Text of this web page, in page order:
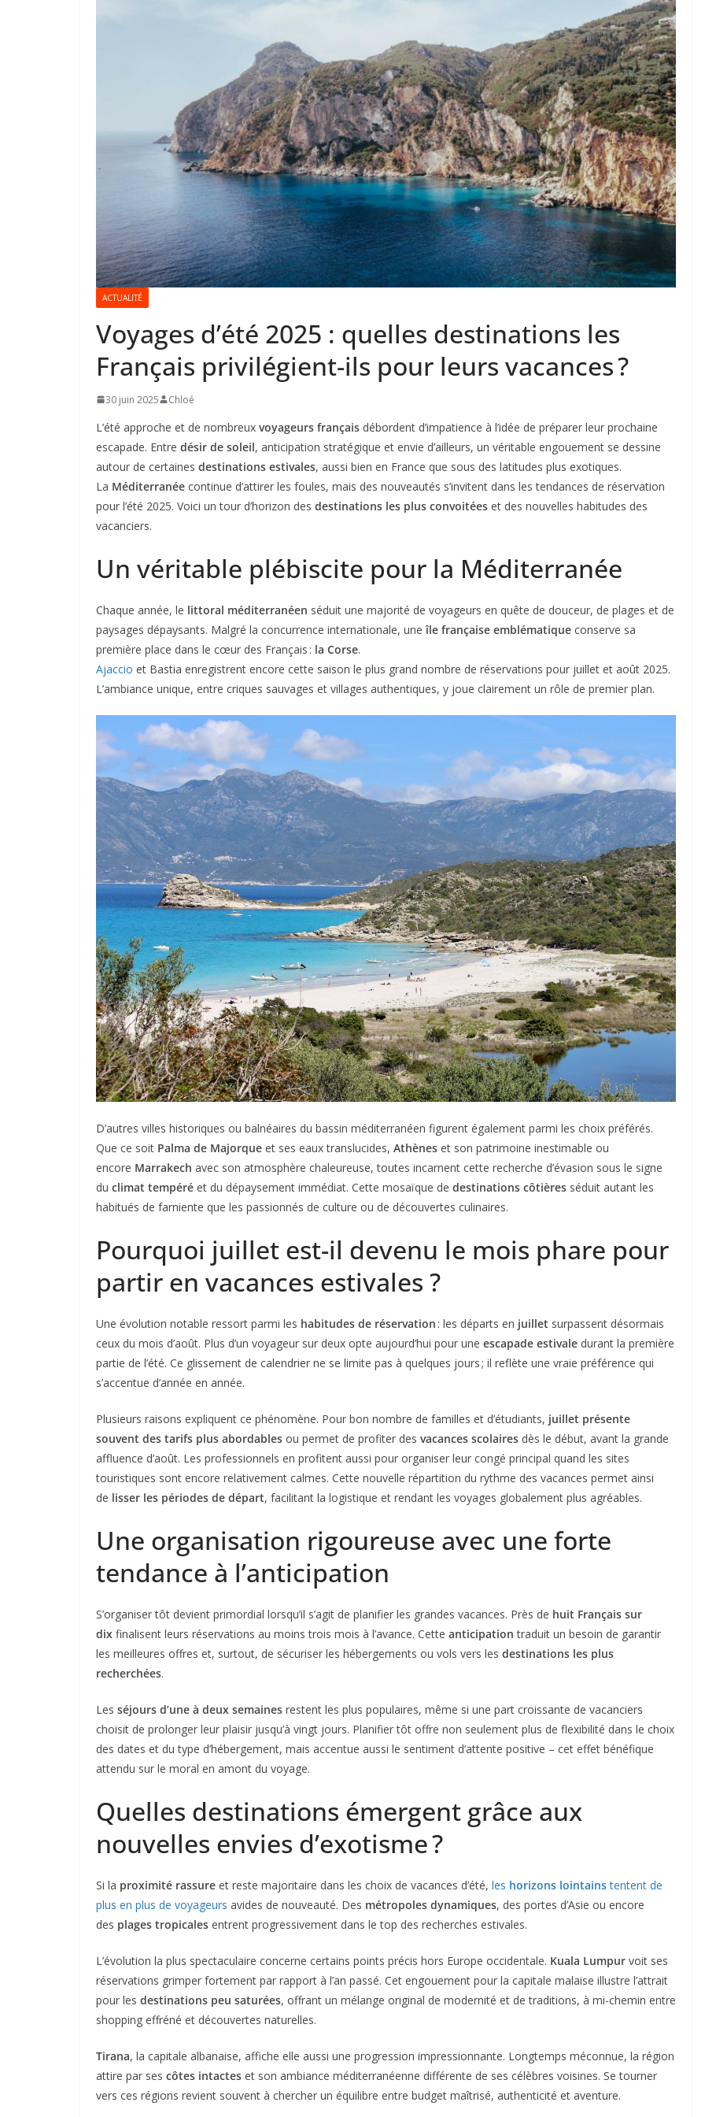
ACTUALITÉ
Voyages d’été 2025 : quelles destinations les
Français privilégient-ils pour leurs vacances ?
30 juin 2025 Chloé
L’été approche et de nombreux voyageurs français débordent d’impatience à l’idée de préparer leur prochaine
escapade. Entre désir de soleil, anticipation stratégique et envie d’ailleurs, un véritable engouement se dessine
autour de certaines destinations estivales, aussi bien en France que sous des latitudes plus exotiques.
La Méditerranée continue d’attirer les foules, mais des nouveautés s’invitent dans les tendances de réservation
pour l’été 2025. Voici un tour d’horizon des destinations les plus convoitées et des nouvelles habitudes des
vacanciers.
Un véritable plébiscite pour la Méditerranée
Chaque année, le littoral méditerranéen séduit une majorité de voyageurs en quête de douceur, de plages et de
paysages dépaysants. Malgré la concurrence internationale, uneîle française emblématique conserve sa
première place dans le cœur des Français : la Corse.
Ajaccio et Bastia enregistrent encore cette saison le plus grand nombre de réservations pour juillet et août 2025.
L’ambiance unique, entre criques sauvages et villages authentiques, y joue clairement un rôle de premier plan.
D’autres villes historiques ou balnéaires du bassin méditerranéen figurent également parmi les choix préférés.
Que ce soit Palma de Majorque et ses eaux translucides, Athènes et son patrimoine inestimable ou
encore Marrakech avec son atmosphère chaleureuse, toutes incarnent cette recherche d’évasion sous le signe
du climat tempéré et du dépaysement immédiat. Cette mosaïque de destinations côtières séduit autant les
habitués de farniente que les passionnés de culture ou de découvertes culinaires.
Pourquoi juillet est-il devenu le mois phare pour
partir en vacances estivales ?
Une évolution notable ressort parmi les habitudes de réservation : les départs en juillet surpassent désormais
ceux du mois d’août. Plus d’un voyageur sur deux opte aujourd’hui pour une escapade estivale durant la première
partie de l’été. Ce glissement de calendrier ne se limite pas à quelques jours ; il reflète une vraie préférence qui
s’accentue d’année en année.
Plusieurs raisons expliquent ce phénomène. Pour bon nombre de familles et d’étudiants, juillet présente
souvent des tarifs plus abordables ou permet de profiter des vacances scolaires dès le début, avant la grande
affluence d’août. Les professionnels en profitent aussi pour organiser leur congé principal quand les sites
touristiques sont encore relativement calmes. Cette nouvelle répartition du rythme des vacances permet ainsi
de lisser les périodes de départ, facilitant la logistique et rendant les voyages globalement plus agréables.
Une organisation rigoureuse avec une forte
tendance à l’anticipation
S’organiser tôt devient primordial lorsqu’il s’agit de planifier les grandes vacances. Près de huit Français sur
dix finalisent leurs réservations au moins trois mois à l’avance. Cette anticipation traduit un besoin de garantir
les meilleures offres et, surtout, de sécuriser les hébergements ou vols vers les destinations les plus
recherchées.
Les séjours d’une à deux semaines restent les plus populaires, même si une part croissante de vacanciers
choisit de prolonger leur plaisir jusqu’à vingt jours. Planifier tôt offre non seulement plus de flexibilité dans le choix
des dates et du type d’hébergement, mais accentue aussi le sentiment d’attente positive – cet effet bénéfique
attendu sur le moral en amont du voyage.
Quelles destinations émergent grâce aux
nouvelles envies d’exotisme ?
Si la proximité rassure et reste majoritaire dans les choix de vacances d’été, les horizons lointainstentent de
plus en plus de voyageurs avides de nouveauté. Des métropoles dynamiques, des portes d’Asie ou encore
des plages tropicales entrent progressivement dans le top des recherches estivales.
L’évolution la plus spectaculaire concerne certains points précis hors Europe occidentale. Kuala Lumpur voit ses
réservations grimper fortement par rapport à l’an passé. Cet engouement pour la capitale malaise illustre l’attrait
pour les destinations peu saturées, offrant un mélange original de modernité et de traditions, à mi-chemin entre
shopping effréné et découvertes naturelles.
Tirana, la capitale albanaise, affiche elle aussi une progression impressionnante. Longtemps méconnue, la région
attire par ses côtes intactes et son ambiance méditerranéenne différente de ses célèbres voisines. Se tourner
vers ces régions revient souvent à chercher un équilibre entre budget maîtrisé, authenticité et aventure.